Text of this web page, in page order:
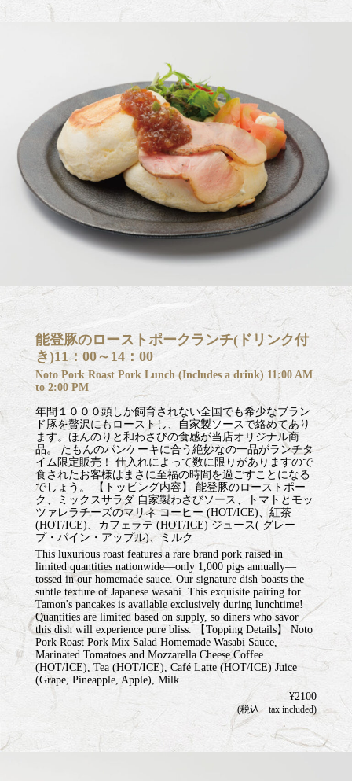
能登豚のローストポークランチ(ドリンク付
き)11：00～14：00
Noto Pork Roast Pork Lunch (Includes a drink) 11:00 AM
to 2:00 PM
年間１０００頭しか飼育されない全国でも希少なブラン
ド豚を贅沢にもローストし、自家製ソースで絡めてあり
ます。ほんのりと和わさびの食感が当店オリジナル商
品。 たもんのパンケーキに合う絶妙なの一品がランチタ
イム限定販売！ 仕入れによって数に限りがありますので
食されたお客様はまさに至福の時間を過ごすことになる
でしょう。 【トッピング内容】 能登豚のローストポー
ク、ミックスサラダ 自家製わさびソース、トマトとモッ
ツァレラチーズのマリネ コーヒー (HOT/ICE)、紅茶
(HOT/ICE)、カフェラテ (HOT/ICE) ジュース( グレー
プ・パイン・アップル)、ミルク
This luxurious roast features a rare brand pork raised in
limited quantities nationwide—only 1,000 pigs annually—
tossed in our homemade sauce. Our signature dish boasts the
subtle texture of Japanese wasabi. This exquisite pairing for
Tamon's pancakes is available exclusively during lunchtime!
Quantities are limited based on supply, so diners who savor
this dish will experience pure bliss. 【Topping Details】 Noto
Pork Roast Pork Mix Salad Homemade Wasabi Sauce,
Marinated Tomatoes and Mozzarella Cheese Coffee
(HOT/ICE), Tea (HOT/ICE), Café Latte (HOT/ICE) Juice
(Grape, Pineapple, Apple), Milk
¥2100
(税込 tax included)